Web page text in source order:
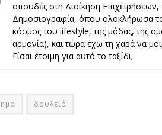
σπουδές στη Διοίκηση
Δημοσιογραφία, όπου ολοκλήρωσα
κόσμος του lifestyle, της μόδας, της
αρμονία), και τώρα έχω τη χαρά να
Είσαι έτοιμη για αυτό το ταξίδι;
δουλειά